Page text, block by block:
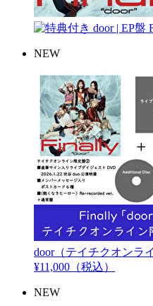
door | EP盤
NEW
door（テイチクオンラ
¥11,000（税込）
NEW